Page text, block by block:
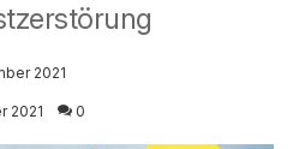
2021
2021 0